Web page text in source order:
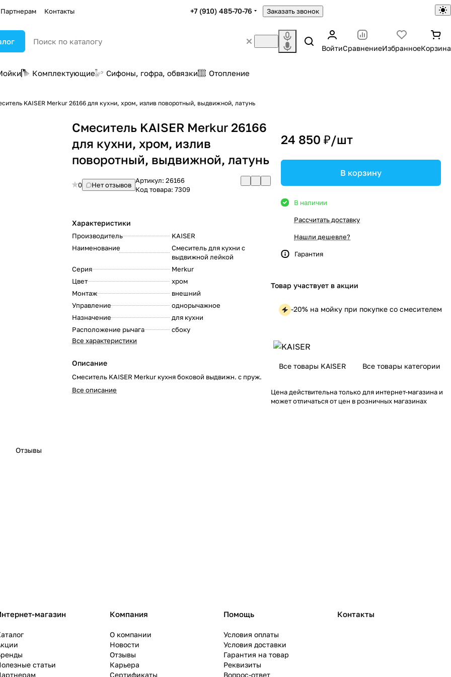
Партнерам Контакты +7 (910) 485-70-76 Заказать звонок
ВойтиСравнениеИзбранноеКорзина
Комплектующие Сифоны, гофра, обвязки Отопление
KAISER Merkur 26166 для кухни, хром, излив поворотный, выдвижной, латунь
Смеситель KAISER Merkur 26166
для кухни, хром, излив
поворотный, выдвижной, латунь
0 Нет отзывов
Артикул:26166
Код товара:7309
Характеристики
Производитель
:
KAISER
Наименование
Смеситель для кухни с
выдвижной лейкой
Серия
:
Merkur
Цвет
хром
Монтаж
:
внешний
Управление
:
однорычажное
Назначение
:
для кухни
Расположение рычага
:
сбоку
Все характеристики
Описание
Смеситель KAISER Merkur кухня боковой выдвижн. с пруж.
Все описание
24 850 ₽/шт
В корзину
В наличии
Рассчитать доставку
Нашли дешевле?
Гарантия
Товар участвует в акции
-20% на мойку при покупке со смесителем
Все товары KAISER Все товары категории
Цена действительна только для интернет-магазина и
может отличаться от цен в розничных магазинах
Отзывы
магазин
статьи
Компания
О компании
Новости
Отзывы
Карьера
Сертификаты
Помощь
Условия оплаты
Условия доставки
Гарантия на товар
Реквизиты
Вопрос-ответ
Контакты